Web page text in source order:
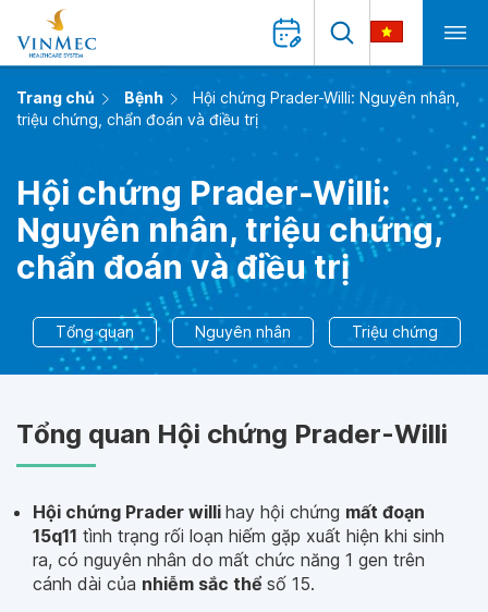
Trang chủ Bệnh
Hội chứng Prader-Willi: Nguyên nhân,
triệu chứng, chẩn đoán và điều trị
Hội chứng Prader-Willi:
Nguyên nhân, triệu chứng,
chẩn đoán và điều trị
Tổng quan Nguyên nhân Triệu chứng
Tổng quan Hội chứng Prader-Willi
Hội chứng Prader willi hay hội chứng mất đoạn
15q11 tình trạng rối loạn hiếm gặp xuất hiện khi sinh
ra, có nguyên nhân do mất chức năng 1 gen trên
cánh dài của nhiễm sắc thể số 15.